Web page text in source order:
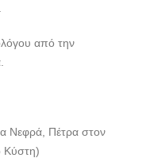
από την
Νεφρά, Πέτρα στον
Κύστη)